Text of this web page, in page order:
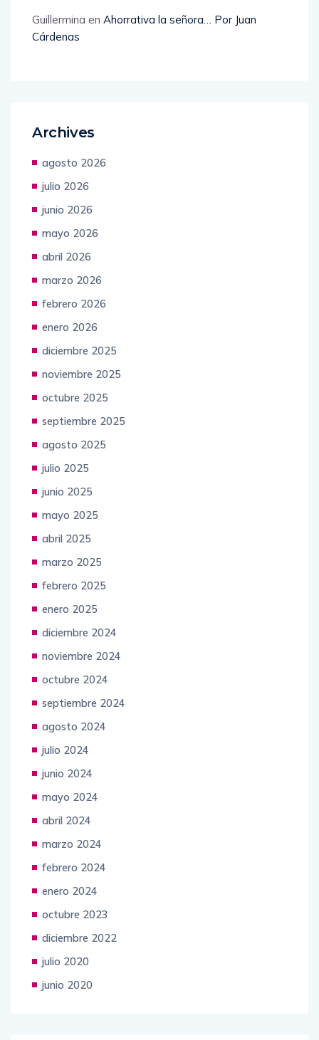
Guillermina en Ahorrativa la señora… Por Juan
Cárdenas
Archives
agosto 2026
julio 2026
junio 2026
mayo 2026
abril 2026
marzo 2026
febrero 2026
enero 2026
diciembre 2025
noviembre 2025
octubre 2025
septiembre 2025
agosto 2025
julio 2025
junio 2025
mayo 2025
abril 2025
marzo 2025
febrero 2025
enero 2025
diciembre 2024
noviembre 2024
octubre 2024
septiembre 2024
agosto 2024
julio 2024
junio 2024
mayo 2024
abril 2024
marzo 2024
febrero 2024
enero 2024
octubre 2023
diciembre 2022
julio 2020
junio 2020